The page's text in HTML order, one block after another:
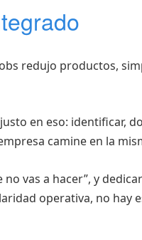
redujo productos,
en eso: identificar,
camine en la
vas a hacer”, y
operativa, no hay